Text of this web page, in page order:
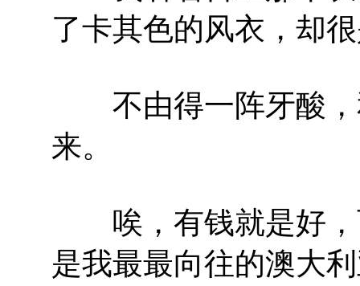
了卡其色的风衣，却
不由得一阵牙酸，
来。
唉，有钱就是好，
是我最最向往的澳大